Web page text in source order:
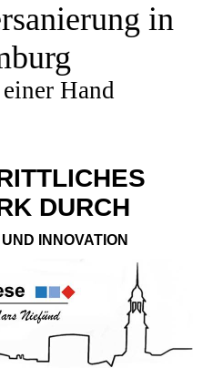
in
Hand
DURCH
INNOVATION